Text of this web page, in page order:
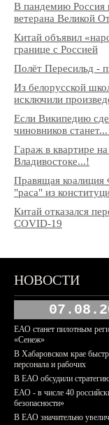
В пандемию Россия
ветерана Великой
Китай объявил
границе с Россией
Полёт Пересильд -
Из белорусской
исключили
Если Википедию
чиновников
Гараж в квартире
Владивостоке...!
Правящая коалиция
"раса" из
Китай отказался
COVID-19
НОВОСТИ
ЕАО станет пилотным
«Сенеж»
В Хабаровском крае
персонала и рабочих
В ЕАО обсудили
ЕАО - в числе 40
безопасности»
В ЕАО значительно